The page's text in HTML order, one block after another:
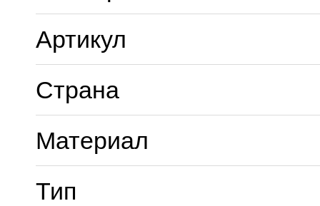
Артикул
Страна
Материал
Тип